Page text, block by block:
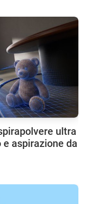
ultra
aspirazione da